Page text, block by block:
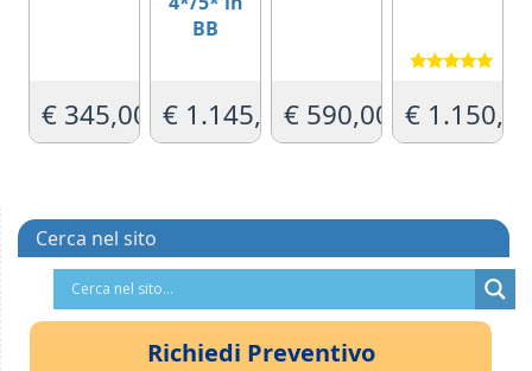
€ 345,00
BB
€ 1.145,00€ 590,00
su 5
€
Cerca nel sito
Richiedi Preventivo